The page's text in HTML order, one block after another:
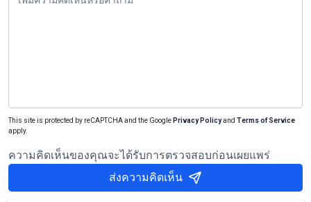
This site is protected by reCAPTCHA and the Google Privacy Policyand Terms of Service
apply.
ความคิดเห็นของคุณจะได้รับการตรวจสอบก่อนเผยแพร่
ส่งความคิดเห็น